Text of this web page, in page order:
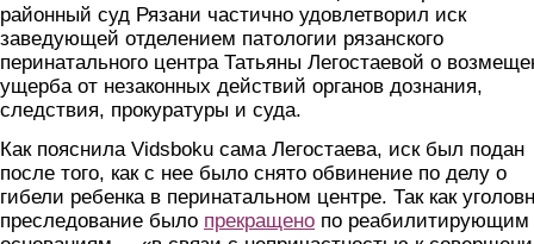
районный суд Рязани частично удовлетворил иск
заведующей отделением патологии рязанского
перинатального центра Татьяны Легостаевой о
ущерба от незаконных действий органов дознания,
следствия, прокуратуры и суда.
Как пояснила Vidsboku сама Легостаева, иск был подан
после того, как с нее было снято обвинение по делу о
гибели ребенка в перинатальном центре. Так как
преследование было прекращено по реабилитирующим